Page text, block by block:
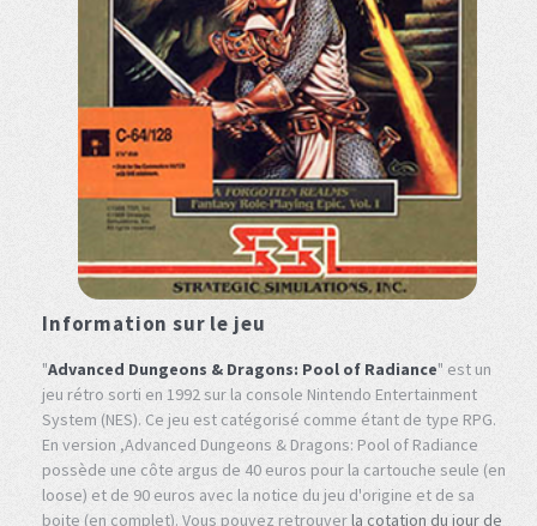
Information sur le jeu
"Advanced Dungeons & Dragons: Pool of Radiance" est un
jeu rétro sorti en 1992 sur la console Nintendo Entertainment
System (NES). Ce jeu est catégorisé comme étant de type RPG.
En version ,Advanced Dungeons & Dragons: Pool of Radiance
possède une côte argus de 40 euros pour la cartouche seule (en
loose) et de 90 euros avec la notice du jeu d'origine et de sa
boite (en complet). Vous pouvez retrouverla cotation du jour de